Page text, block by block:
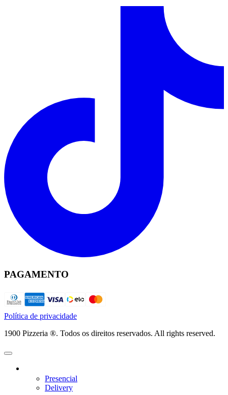
PAGAMENTO
Política de privacidade
1900 Pizzeria ®. Todos os direitos reservados. All rights reserved.
Presencial
Delivery